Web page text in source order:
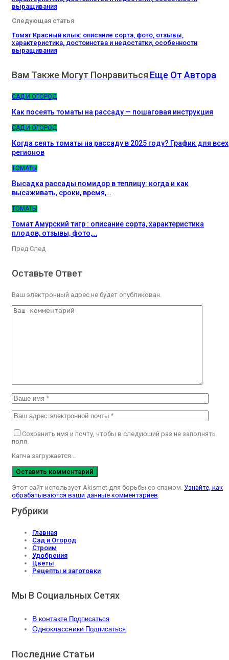
выращивания
Следующая статья
Томат Красный клык: описание сорта, фото, отзывы,
характеристика, достоинства и недостатки, особенности
выращивания
Вам Также Могут Понравиться Еще От Автора
САД И ОГОРОД
Как посеять томаты на рассаду — пошаговая инструкция
САД И ОГОРОД
Когда сеять томаты на рассаду в 2025 году? График для всех
регионов
ТОМАТЫ
Высадка рассады помидор в теплицу: когда и как
высаживать, сроки, время,…
ТОМАТЫ
Томат Амурский тигр : описание сорта, характеристика
плодов, отзывы, фото,…
Пред След
Оставьте Ответ
Ваш электронный адрес не будет опубликован.
Сохранить имя и почту, чтобы в следующий раз не заполнять
поля.
Капча загружается...
Этот сайт использует Akismet для борьбы со спамом. Узнайте, как
обрабатываются ваши данные комментариев
Рубрики
Главная
Сад и Огород
Строим
Удобрения
Цветы
Рецепты и заготовки
Мы В Социальных Сетях
В контакте Подписаться
Одноклассники Подписаться
Последние Статьи